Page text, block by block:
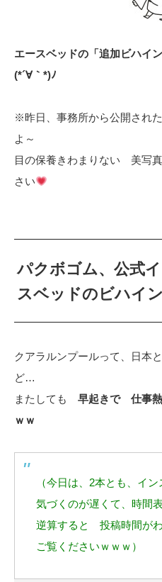
エースベッドの「追加ビハイ
(*´∀｀*)ﾉ
※昨日、事務所から公開され
よ～
目の保養きわまりない 美写
さい
パクボゴム、公式
スベッドのビハイ
クアラルンプールって、日本
ど…
またしても 早起きで 仕事
ｗｗ
（今日は、2本とも、イ
気づくのが遅くて、時間
逆算すると 投稿時間が
ご覧くださいｗｗｗ）